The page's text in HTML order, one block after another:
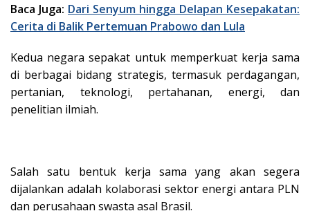
Baca Juga: Dari Senyum hingga Delapan Kesepakatan:
Cerita di Balik Pertemuan Prabowo dan Lula
Kedua negara sepakat untuk memperkuat kerja sama
di berbagai bidang strategis, termasuk perdagangan,
pertanian, teknologi, pertahanan, energi, dan
penelitian ilmiah.
Salah satu bentuk kerja sama yang akan segera
dijalankan adalah kolaborasi sektor energi antara PLN
dan perusahaan swasta asal Brasil.